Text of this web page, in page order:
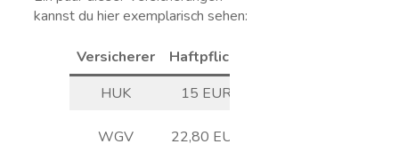
kannst du hier exemplarisch sehen:
Versicherer Haftpflicht
HUK
15 EUR
WGV 22,80 EUR